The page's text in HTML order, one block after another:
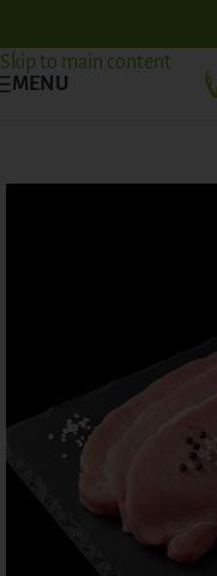
Skip to main content
MENU